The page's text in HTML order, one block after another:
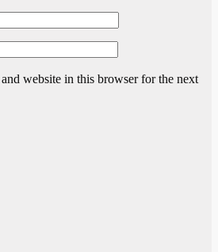
website in this browser for the next